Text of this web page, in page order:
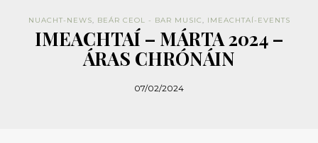
NUACHT-NEWS, BEÁR CEOL - BAR MUSIC, IMEACHTAÍ-EVENTS
IMEACHTAÍ – MÁRTA 2024 –
ÁRAS CHRÓNÁIN
07/02/2024